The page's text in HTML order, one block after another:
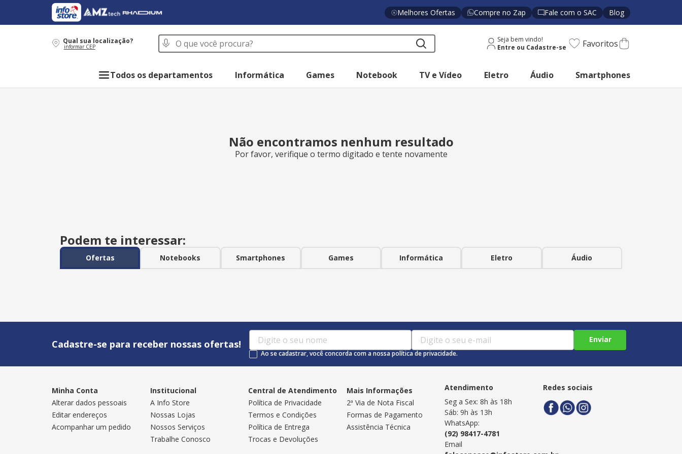
Melhores Ofertas Compre no Zap Fale com o SAC Blog
Qual sua localização?
informar CEP
O que você procura? Seja bem vindo! Favoritos
Todos os departamentos Informática Games Notebook TV e Vídeo Eletro Áudio Smartphones
Não encontramos nenhum resultado
Por favor, verifique o termo digitado e tente novamente
Podem te interessar:
Ofertas Notebooks Smartphones Games Informática Eletro Áudio
Cadastre-se para receber nossas ofertas! Enviar
Ao se cadastrar, você concorda com a nossa política de privacidade.
Minha Conta
Alterar dados pessoais
Editar endereços
Acompanhar um pedido
Institucional
A Info Store
Nossas Lojas
Nossos Serviços
Trabalhe Conosco
Central de Atendimento
Política de Privacidade
Termos e Condições
Política de Entrega
Trocas e Devoluções
Mais Informações
2ª Via de Nota Fiscal
Formas de Pagamento
Assistência Técnica
Atendimento
Seg a Sex: 8h às 18h
Sáb: 9h às 13h
WhatsApp:
(92) 98417-4781
Email
Redes sociais